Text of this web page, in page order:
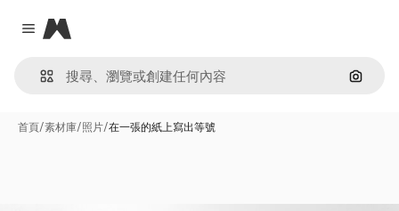
Close menu
Magnific
通過圖
首頁/素材庫/照片/在一張的紙上寫出等號